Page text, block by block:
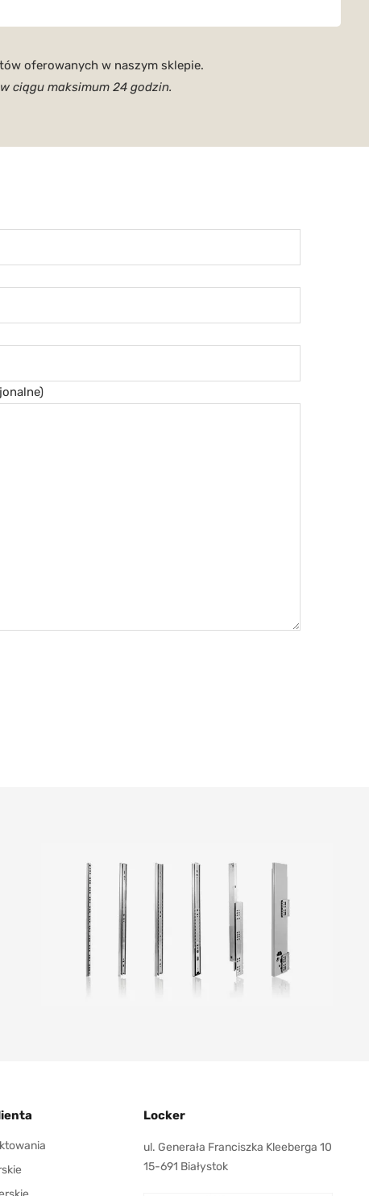
oferowanych w naszym sklepie.
ciągu maksimum 24 godzin.
Locker
ul. Generała Franciszka Kleeberga 10
15-691 Białystok